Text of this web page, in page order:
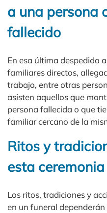
a una persona
fallecido
En esa última despedida
familiares directos,
trabajo, entre otras
asisten aquellos que
persona fallecida o que
familiar cercano de la
Ritos y
esta ceremonia
Los ritos, tradiciones y
en un funeral